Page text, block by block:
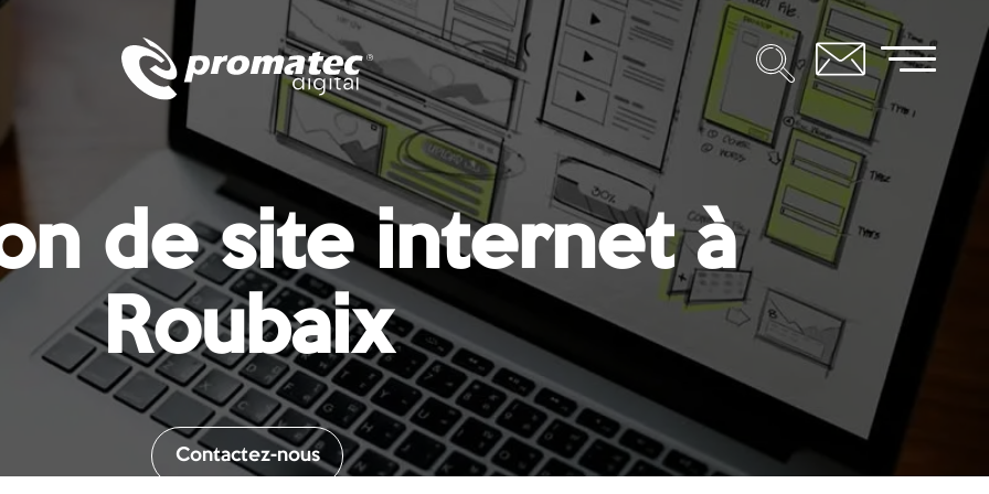
de site internet à
Roubaix
Contactez-nous